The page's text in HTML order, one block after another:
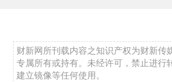
财新网所刊载内容之知识产权为财新传
专属所有或持有。未经许可，禁止进行
建立镜像等任何使用。